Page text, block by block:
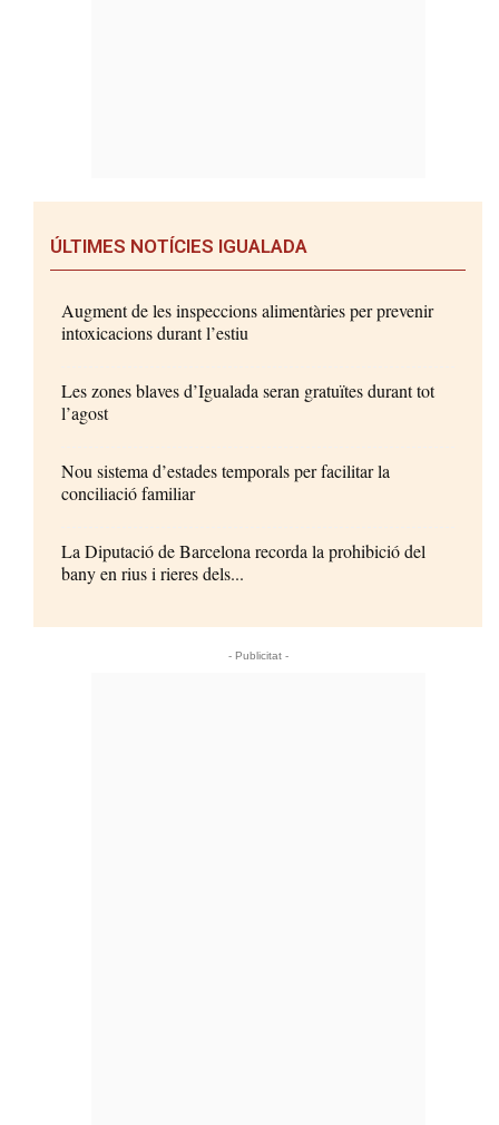
ÚLTIMES NOTÍCIES IGUALADA
Augment de les inspeccions alimentàries per prevenir
intoxicacions durant l’estiu
Les zones blaves d’Igualada seran gratuïtes durant tot
l’agost
Nou sistema d’estades temporals per facilitar la
conciliació familiar
La Diputació de Barcelona recorda la prohibició del
bany en rius i rieres dels...
- Publicitat -